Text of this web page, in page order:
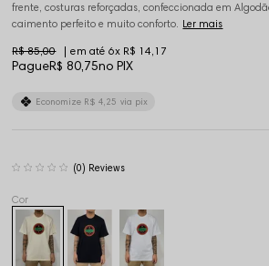
frente, costuras reforçadas, confeccionada em
caimento perfeito e muito conforto. Ler mais
PagueR$ 80,75no PIX
R$ 85,00 6x R$ 14,17
Economize R$ 4,25 via pix
(0)